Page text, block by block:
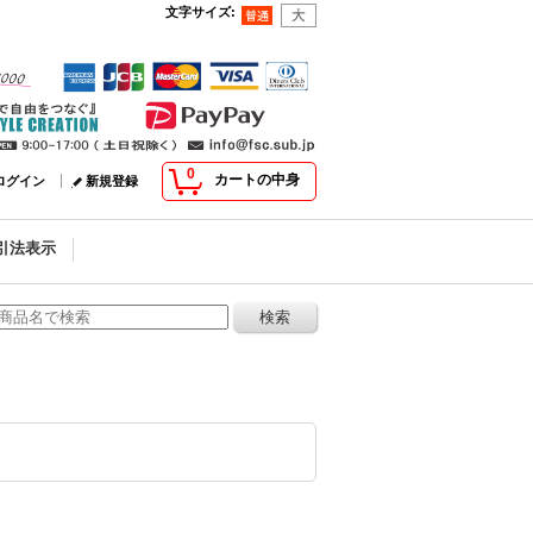
文字サイズ:
0 カートの中身
グイン 新規登録
法表示